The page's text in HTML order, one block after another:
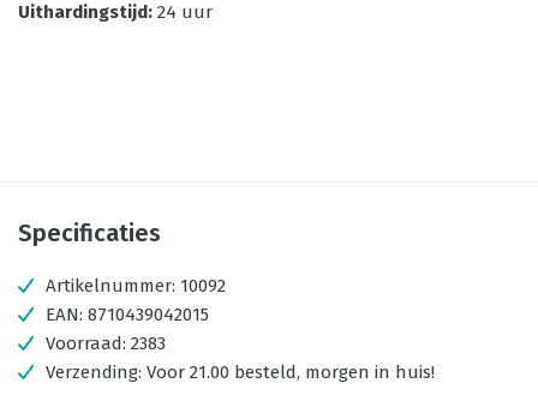
Uithardingstijd: 24 uur
Specificaties
Artikelnummer: 10092
EAN: 8710439042015
Voorraad: 2383
Verzending: Voor 21.00 besteld, morgen in huis!